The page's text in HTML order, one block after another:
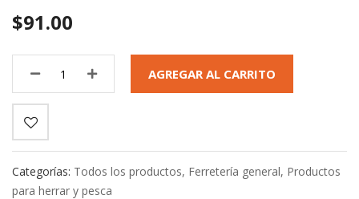
$91.00
AGREGAR AL CARRITO
Categorías: Todos los productos, Ferretería general, Productos
para herrar y pesca